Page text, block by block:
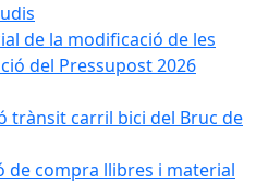
de la modificació de les
del Pressupost 2026
trànsit carril bici del Bruc de
de compra llibres i material